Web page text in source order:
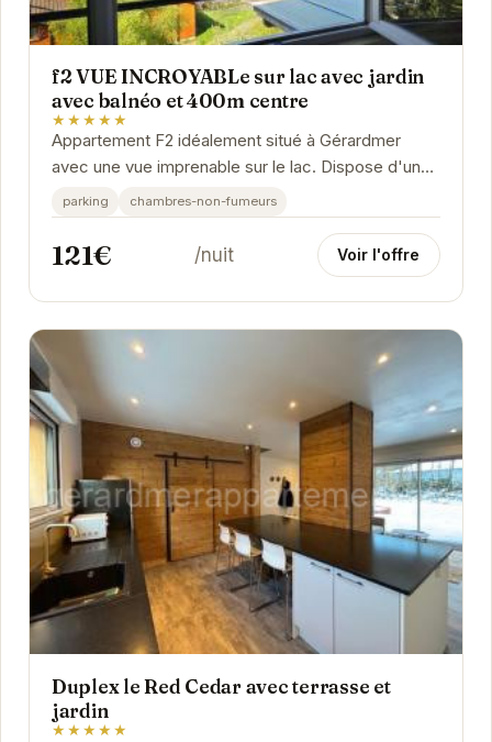
f2 VUE INCROYABLe sur lac avec jardin
avec balnéo et 400m centre
★★★★★
Appartement F2 idéalement situé à Gérardmer
avec une vue imprenable sur le lac. Dispose d'un
jardin et d'une balnéo pour des moments de...
parking chambres-non-fumeurs
121€ /nuit Voir l'offre
Duplex le Red Cedar avec terrasse et
jardin
★★★★★